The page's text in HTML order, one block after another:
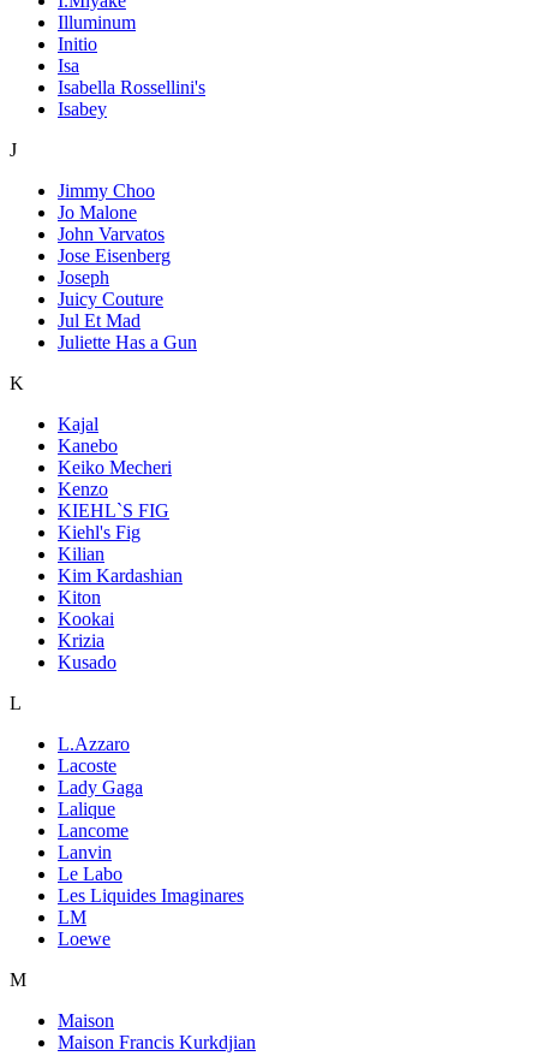
Illuminum
Initio
Isa
Isabella Rossellini's
Isabey
J
Jimmy Choo
Jo Malone
John Varvatos
Jose Eisenberg
Joseph
Juicy Couture
Jul Et Mad
Juliette Has a Gun
K
Kajal
Kanebo
Keiko Mecheri
Kenzo
KIEHL`S FIG
Kiehl's Fig
Kilian
Kim Kardashian
Kiton
Kookai
Krizia
Kusado
L
L.Azzaro
Lacoste
Lady Gaga
Lalique
Lancome
Lanvin
Le Labo
Les Liquides Imaginares
LM
Loewe
M
Maison
Maison Francis Kurkdjian